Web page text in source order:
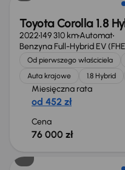
Toyota Corolla 1.8
2022149 310 kmAutomat
Benzyna Full-Hybrid EV
Od pierwszego właściciela
Auta krajowe
1.8 Hybrid
Miesięczna rata
od 452 zł
Cena
76 000 zł
Możliwość odliczenia